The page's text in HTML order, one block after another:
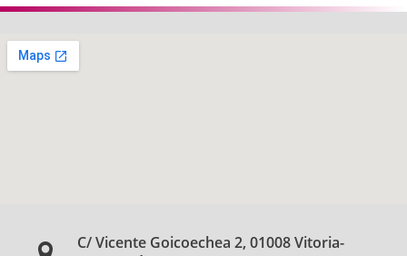
C/ Vicente Goicoechea 2, 01008 Vitoria-